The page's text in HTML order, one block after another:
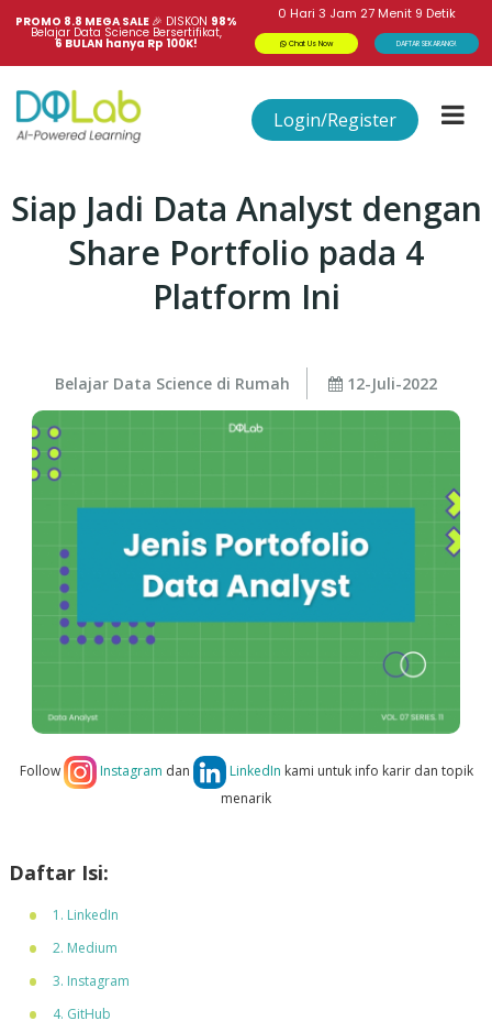
PROMO 8.8 MEGA SALE 🎉 DISKON 98%
Belajar Data Science Bersertifikat,
6 BULAN hanya Rp 100K!
0 Hari 3 Jam 27Menit 9 Detik
Chat Us Now DAFTAR SEKARANG!
Login/Register
Siap Jadi Data Analyst dengan
Share Portfolio pada 4
Platform Ini
Belajar Data Science di Rumah 12-Juli-2022
Follow Instagram dan LinkedIn kami untuk info karir dan topik
menarik
Daftar Isi:
1. LinkedIn
2. Medium
3. Instagram
4. GitHub